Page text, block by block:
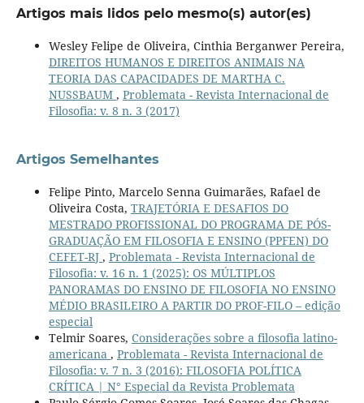
Artigos mais lidos pelo mesmo(s) autor(es)
Wesley Felipe de Oliveira, Cinthia Berganwer Pereira,
DIREITOS HUMANOS E DIREITOS ANIMAIS NA
TEORIA DAS CAPACIDADES DE MARTHA C.
NUSSBAUM , Problemata - Revista Internacional de
Filosofia: v. 8 n. 3 (2017)
Artigos Semelhantes
Felipe Pinto, Marcelo Senna Guimarães, Rafael de
Oliveira Costa, TRAJETÓRIA E DESAFIOS DO
MESTRADO PROFISSIONAL DO PROGRAMA DE PÓS-
GRADUAÇÃO EM FILOSOFIA E ENSINO (PPFEN) DO
CEFET-RJ , Problemata - Revista Internacional de
Filosofia: v. 16 n. 1 (2025): OS MÚLTIPLOS
PANORAMAS DO ENSINO DE FILOSOFIA NO ENSINO
MÉDIO BRASILEIRO A PARTIR DO PROF-FILO – edição
especial
Telmir Soares, Considerações sobre a filosofia latino-
americana , Problemata - Revista Internacional de
Filosofia: v. 7 n. 3 (2016): FILOSOFIA POLÍTICA
CRÍTICA | N° Especial da Revista Problemata